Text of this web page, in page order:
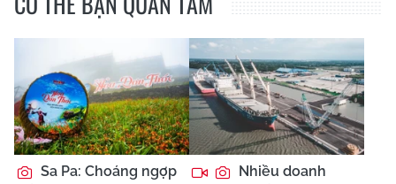
Sa Pa: Choáng ngợp
Nhiều doanh